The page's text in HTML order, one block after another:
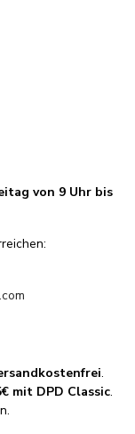
von 9 Uhr bis
.
mit DPD Classic.